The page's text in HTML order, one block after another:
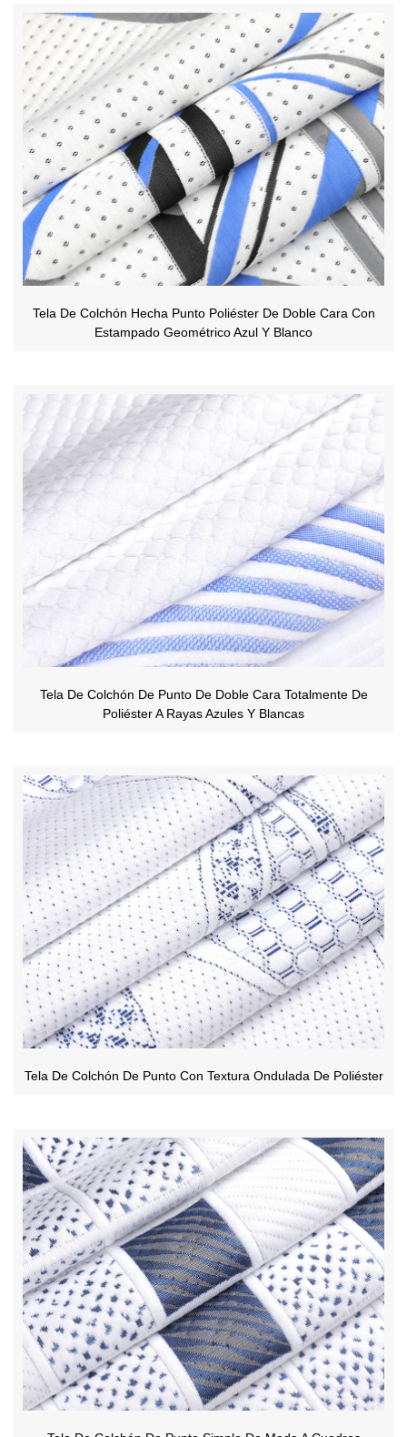
Tela De Colchón Hecha Punto Poliéster De Doble Cara Con
Estampado Geométrico Azul Y Blanco
Tela De Colchón De Punto De Doble Cara Totalmente De
Poliéster A Rayas Azules Y Blancas
Tela De Colchón De Punto Con Textura Ondulada De Poliéster